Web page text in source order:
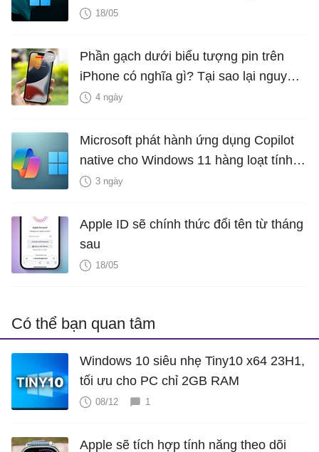
Windows 11 LTSC 2024
18/05
Phần gạch dưới biểu tượng pin trên
iPhone có nghĩa gì? Tại sao lại nguy
hiểm?
4 ngày
Microsoft phát hành ứng dụng Copilot
native cho Windows 11 hàng loạt tính
năng mới Hữu Ích
3 ngày
Apple ID sẽ chính thức đổi tên từ tháng
sau
18/05
Có thể bạn quan tâm
Windows 10 siêu nhẹ Tiny10 x64 23H1,
tối ưu cho PC chỉ 2GB RAM
08/12 1
Apple sẽ tích hợp tính năng theo dõi